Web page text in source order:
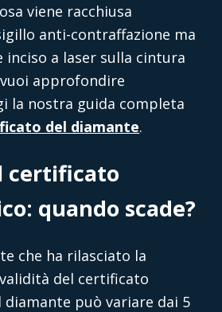
viene racchiusa
anti-contraffazione ma
inciso a laser sulla cintura
approfondire
la nostra guida completa
del diamante.
certificato
quando scade?
che ha rilasciato la
del certificato
diamante può variare dai 5